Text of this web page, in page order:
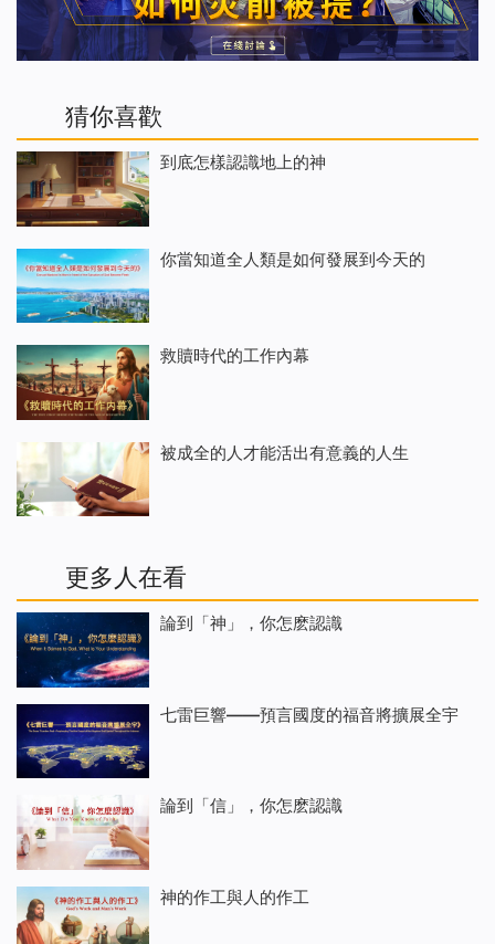
猜你喜歡
到底怎樣認識地上的神
你當知道全人類是如何發展到今天的
救贖時代的工作內幕
被成全的人才能活出有意義的人生
更多人在看
論到「神」，你怎麽認識
七雷巨響——預言國度的福音將擴展全宇
論到「信」，你怎麽認識
神的作工與人的作工